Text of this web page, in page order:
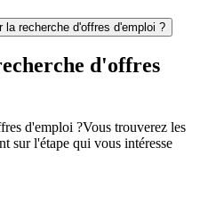
la recherche d'offres d'emploi ?
d'offres
d'emploi ?Vous trouverez les
sur l'étape qui vous intéresse